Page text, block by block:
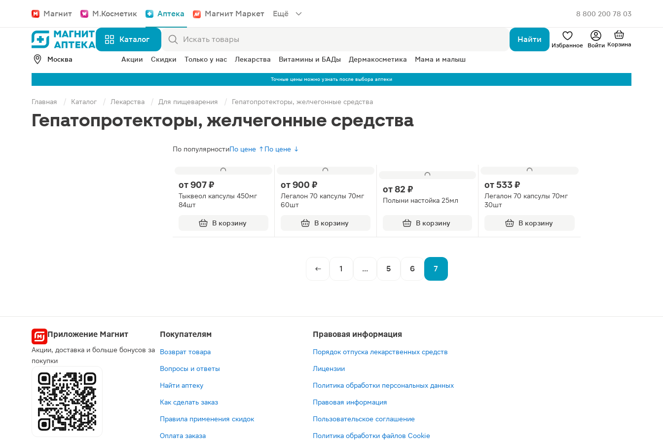
Магнит М.Косметик Аптека Магнит Маркет Ещё 8 800 200 78 03
Каталог Найти
Избранное Войти Корзина
Москва Акции Скидки Только у нас Лекарства Витамины и БАДы Дермакосметика Мама и малыш
Точные цены можно узнать после выбора аптеки
Главная Каталог Лекарства Для пищеварения Гепатопротекторы, желчегонные средства
Гепатопротекторы, желчегонные средства
По популярностиПо цене ↑ По цене ↓
от907 ₽
Тыквеол капсулы 450мг
84шт
В корзину
от900 ₽
Легалон 70 капсулы 70мг
60шт
В корзину
от82 ₽
Полыни настойка 25мл
В корзину
от533 ₽
Легалон 70 капсулы 70мг
30шт
В корзину
1 ... 5 6 7
Приложение Магнит
Акции, доставка и больше бонусов за
покупки
Покупателям
Возврат товара
Вопросы и ответы
Найти аптеку
Как сделать заказ
Правила применения скидок
Оплата заказа
Правовая информация
Порядок отпуска лекарственных средств
Лицензии
Политика обработки персональных данных
Правовая информация
Пользовательское соглашение
Политика обработки файлов Cookie